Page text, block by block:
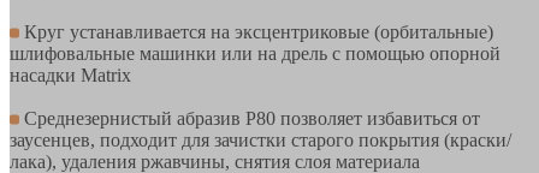
Круг устанавливается на эксцентриковые (орбитальные)
шлифовальные машинки или на дрель с помощью опорной
насадки Matrix
Среднезернистый абразив Р80 позволяет избавиться от
заусенцев, подходит для зачистки старого покрытия (краски/
лака), удаления ржавчины, снятия слоя материала